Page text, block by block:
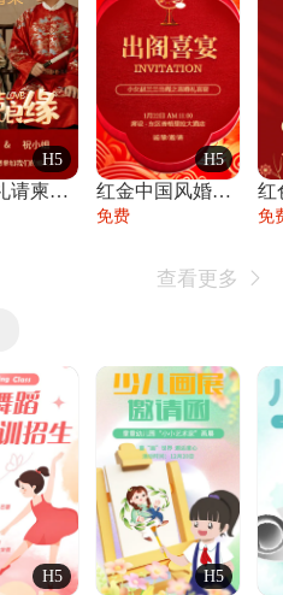
H5
轻奢婚礼请柬婚礼邀请函结婚照请帖
H5
红金中国风婚礼请柬出阁喜宴嫁女请帖出阁宴
免费 免
查看更多 
H5 H5